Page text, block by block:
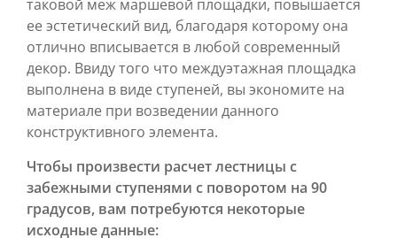
таковой меж маршевой площадки, повышается
ее эстетический вид, благодаря которому она
отлично вписывается в любой современный
декор. Ввиду того что междуэтажная площадка
выполнена в виде ступеней, вы экономите на
материале при возведении данного
конструктивного элемента.
Чтобы произвести расчет лестницы с
забежными ступенями с поворотом на 90
градусов, вам потребуются некоторые
исходные данные: